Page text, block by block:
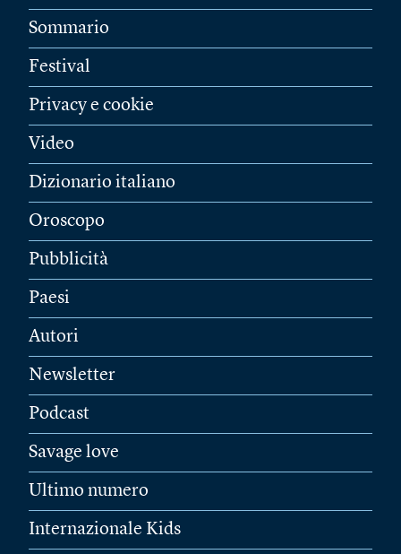
Sommario
Festival
Privacy e cookie
Video
Dizionario italiano
Oroscopo
Pubblicità
Paesi
Autori
Newsletter
Podcast
Savage love
Ultimo numero
Internazionale Kids